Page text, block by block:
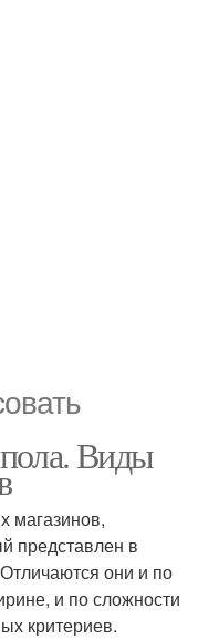
Виды
магазинов,
представлен в
они и по
и по сложности
критериев.